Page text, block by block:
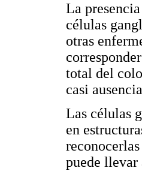
La
células
otras
total del
casi
Las células
en
puede llevar